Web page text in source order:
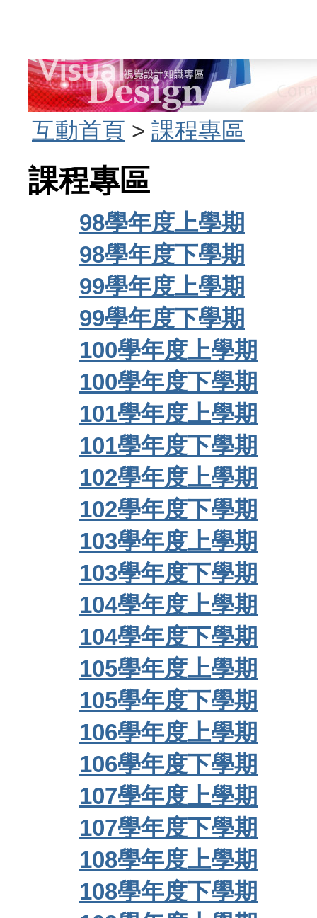
互動首頁 > 課程專區
課程專區
98學年度上學期
98學年度下學期
99學年度上學期
99學年度下學期
100學年度上學期
100學年度下學期
101學年度上學期
101學年度下學期
102學年度上學期
102學年度下學期
103學年度上學期
103學年度下學期
104學年度上學期
104學年度下學期
105學年度上學期
105學年度下學期
106學年度上學期
106學年度下學期
107學年度上學期
107學年度下學期
108學年度上學期
108學年度下學期